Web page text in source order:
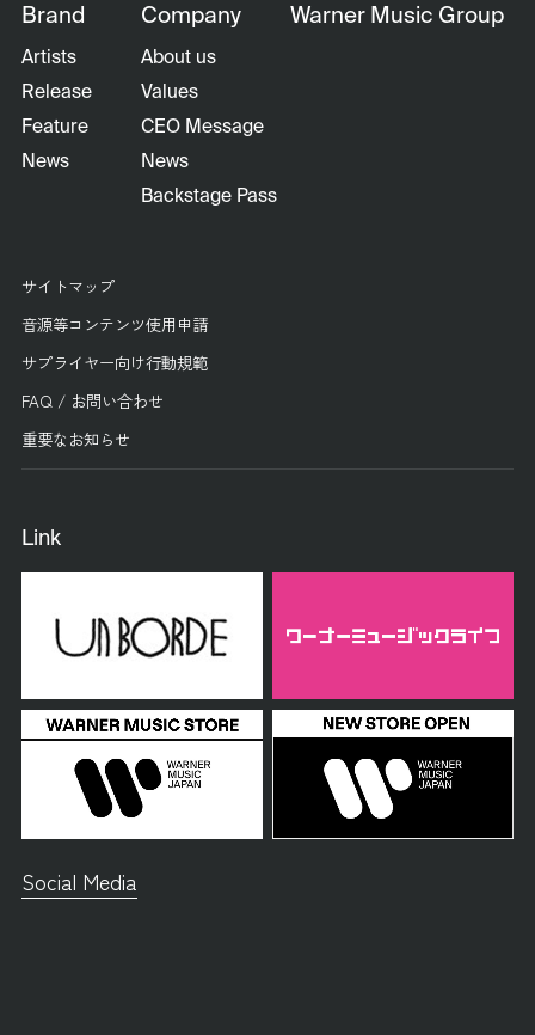
Brand
Artists
Release
Feature
News
Company
About us
Values
CEO Message
News
Backstage Pass
Warner Music Group
サイトマップ
音源等コンテンツ使用申請
サプライヤー向け行動規範
FAQ / お問い合わせ
重要なお知らせ
Link
Social Media